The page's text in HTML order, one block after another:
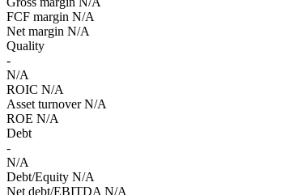
FCF margin N/A
Net margin N/A
Quality
-
N/A
ROIC N/A
Asset turnover N/A
ROE N/A
Debt
-
N/A
Debt/Equity N/A
Net debt/EBITDA N/A